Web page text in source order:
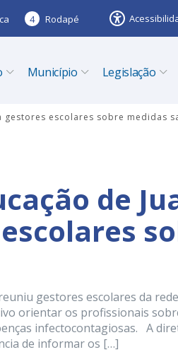
4 Rodapé
Município Legislação
gestores escolares sobre medidas
de
gestores escolares da
orientar os profissionais
infectocontagiosas. A
de informar os […]